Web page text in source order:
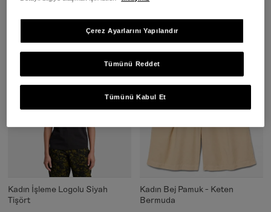
SEPETE EKLE
Kadın İşleme Logolu Siyah
Tişört
Kadın Bej Pamuk - Keten
Bermuda
Tümünü Reddet
Tümünü Kabul Et
Çerez Ayarlarını Yapılandır